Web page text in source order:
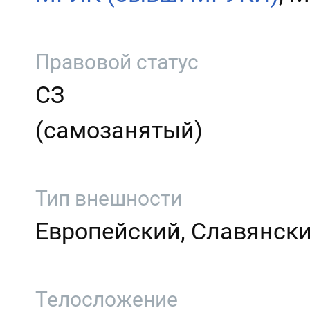
Правовой статус
СЗ
(самозанятый)
Тип внешности
Европейский,
Телосложение